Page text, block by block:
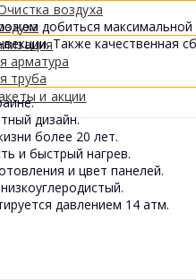
воздуха
арматура
труба
и акции
добиться
Также качественная
дизайн.
более 20 лет.
и быстрый нагрев.
и цвет панелей.
давлением 14 атм.